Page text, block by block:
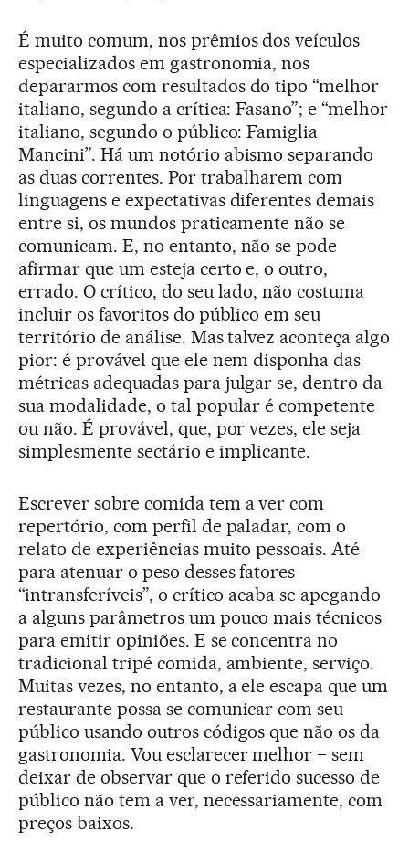
É muito comum, nos prêmios dos veículos
especializados em gastronomia, nos
depararmos com resultados do tipo “melhor
italiano, segundo a crítica: Fasano”; e “melhor
italiano, segundo o público: Famiglia
Mancini”. Há um notório abismo separando
as duas correntes. Por trabalharem com
linguagens e expectativas diferentes demais
entre si, os mundos praticamente não se
comunicam. E, no entanto, não se pode
afirmar que um esteja certo e, o outro,
errado. O crítico, do seu lado, não costuma
incluir os favoritos do público em seu
território de análise. Mas talvez aconteça algo
pior: é provável que ele nem disponha das
métricas adequadas para julgar se, dentro da
sua modalidade, o tal popular é competente
ou não. É provável, que, por vezes, ele seja
simplesmente sectário e implicante.
Escrever sobre comida tem a ver com
repertório, com perfil de paladar, com o
relato de experiências muito pessoais. Até
para atenuar o peso desses fatores
“intransferíveis”, o crítico acaba se apegando
a alguns parâmetros um pouco mais técnicos
para emitir opiniões. E se concentra no
tradicional tripé comida, ambiente, serviço.
Muitas vezes, no entanto, a ele escapa que um
restaurante possa se comunicar com seu
público usando outros códigos que não os da
gastronomia. Vou esclarecer melhor – sem
deixar de observar que o referido sucesso de
público não tem a ver, necessariamente, com
preços baixos.